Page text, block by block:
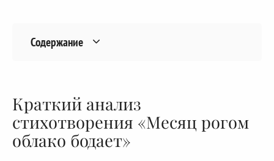
Содержание
Краткий анализ
стихотворения «Месяц рогом
облако бодает»